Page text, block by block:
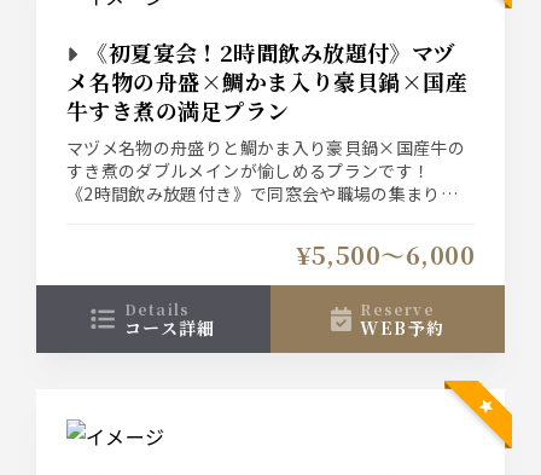
《初夏宴会！2時間飲み放題付》マヅ
メ名物の舟盛×鯛かま入り豪貝鍋×国産
牛すき煮の満足プラン
マヅメ名物の舟盛りと鯛かま入り豪貝鍋×国産牛の
すき煮のダブルメインが愉しめるプランです！
《2時間飲み放題付き》で同窓会や職場の集まりに
み放題」の２種類がございます！¥5,500〜6,000
details
コース詳細
reserve
WEB予約